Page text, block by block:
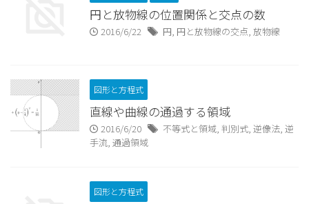
円と放物線の位置関係と交点の数
2016/6/22 円, 円と放物線の交点, 放物線
図形と方程式
直線や曲線の通過する領域
2016/6/20 不等式と領域, 判別式, 逆像法, 逆
手流, 通過領域
図形と方程式